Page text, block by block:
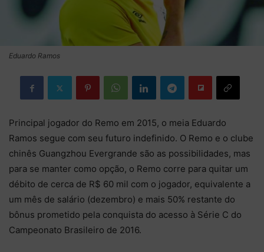
Eduardo Ramos
Principal jogador do Remo em 2015, o meia Eduardo
Ramos segue com seu futuro indefinido. O Remo e o clube
chinês Guangzhou Evergrande são as possibilidades, mas
para se manter como opção, o Remo corre para quitar um
débito de cerca de R$ 60 mil com o jogador, equivalente a
um mês de salário (dezembro) e mais 50% restante do
bônus prometido pela conquista do acesso à Série C do
Campeonato Brasileiro de 2016.